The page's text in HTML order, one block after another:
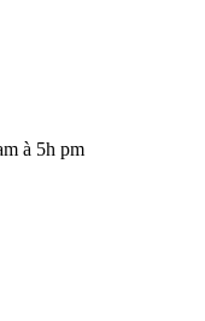
à 5h pm